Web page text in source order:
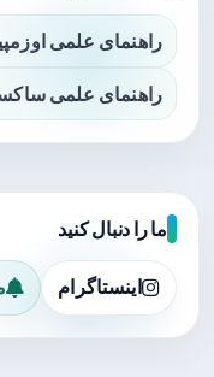
راهنمای علمی
راهنمای علمی
ما را دنبال کنید
اینستاگرام